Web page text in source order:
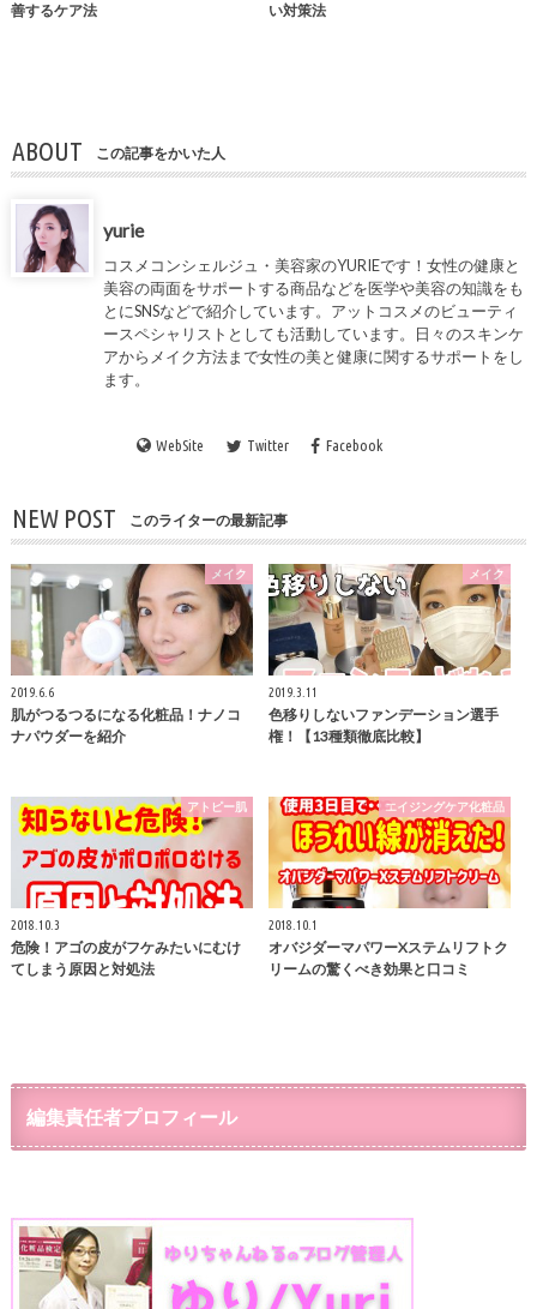
善するケア法
い対策法
ABOUT この記事をかいた人
yurie
コスメコンシェルジュ・美容家のYURIEです！女性の健康と
美容の両面をサポートする商品などを医学や美容の知識をも
とにSNSなどで紹介しています。アットコスメのビューティ
ースペシャリストとしても活動しています。日々のスキンケ
アからメイク方法まで女性の美と健康に関するサポートをし
ます。
WebSite Twitter Facebook
NEW POST このライターの最新記事
メイク
2019.6.6
肌がつるつるになる化粧品！ナノコ
ナパウダーを紹介
メイク
2019.3.11
色移りしないファンデーション選手
権！【13種類徹底比較】
アトピー肌
2018.10.3
危険！アゴの皮がフケみたいにむけ
てしまう原因と対処法
エイジングケア化粧品
2018.10.1
オバジダーマパワーXステムリフトク
リームの驚くべき効果と口コミ
編集責任者プロフィール